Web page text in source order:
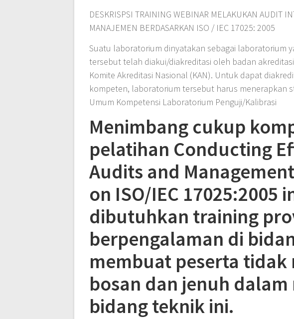
DESKRISPSI TRAINING WEBINAR MELAKUKAN AUDIT
MANAJEMEN BERDASARKAN ISO / IEC 17025: 2005
Suatu laboratorium dinyatakan sebagai laboratorium
tersebut telah diakui/diakreditasi oleh badan
Komite Akreditasi Nasional (KAN). Untuk dapat
kompeten, laboratorium tersebut harus menerapkan
Umum Kompetensi Laboratorium Penguji/Kalibrasi
Menimbang cukup
pelatihan Conducting
Audits and
on ISO/IEC 17025:2005
dibutuhkan training
berpengalaman di
membuat peserta tidak
bosan dan jenuh
bidang teknik ini.